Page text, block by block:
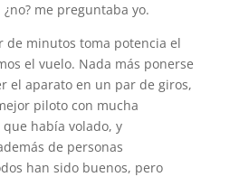
me preguntaba yo.
de minutos toma potencia el
el vuelo. Nada más ponerse
el aparato en un par de giros,
piloto con mucha
había volado, y
de personas
han sido buenos, pero